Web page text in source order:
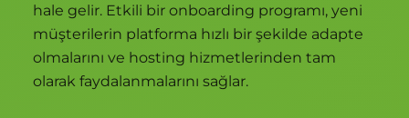
hale gelir. Etkili bir onboarding programı, yeni
müşterilerin platforma hızlı bir şekilde adapte
olmalarını ve hosting hizmetlerinden tam
olarak faydalanmalarını sağlar.